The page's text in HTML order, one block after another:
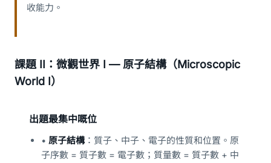
收能力。
課題 II：微觀世界 I — 原子結構（Microscopic
World I）
出題最集中嘅位
• 原子結構：質子、中子、電子的性質和位置。原
子序數 = 質子數 = 電子數；質量數 = 質子數 + 中